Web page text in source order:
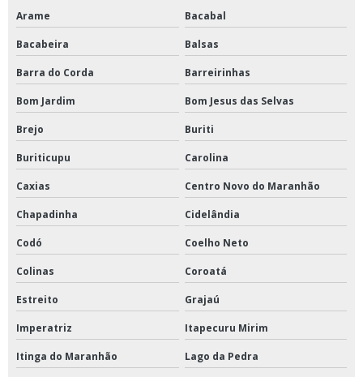
Arame Bacabal
Bacabeira Balsas
Barra do Corda Barreirinhas
Bom Jardim Bom Jesus das Selvas
Brejo Buriti
Buriticupu Carolina
Caxias Centro Novo do Maranhão
Chapadinha Cidelândia
Codó Coelho Neto
Colinas Coroatá
Estreito Grajaú
Imperatriz Itapecuru Mirim
Itinga do Maranhão Lago da Pedra